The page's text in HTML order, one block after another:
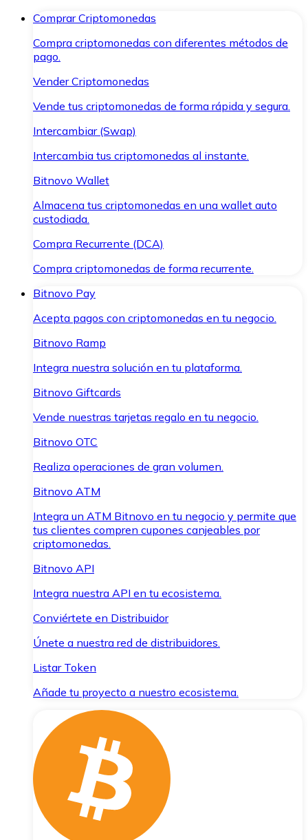
Comprar Criptomonedas
Compra criptomonedas con diferentes métodos de
pago.
Vender Criptomonedas
Vende tus criptomonedas de forma rápida y segura.
Intercambiar (Swap)
Intercambia tus criptomonedas al instante.
Bitnovo Wallet
Almacena tus criptomonedas en una wallet auto
custodiada.
Compra Recurrente (DCA)
Compra criptomonedas de forma recurrente.
Bitnovo Pay
Acepta pagos con criptomonedas en tu negocio.
Bitnovo Ramp
Integra nuestra solución en tu plataforma.
Bitnovo Giftcards
Vende nuestras tarjetas regalo en tu negocio.
Bitnovo OTC
Realiza operaciones de gran volumen.
Bitnovo ATM
Integra un ATM Bitnovo en tu negocio y permite que
tus clientes compren cupones canjeables por
criptomonedas.
Bitnovo API
Integra nuestra API en tu ecosistema.
Conviértete en Distribuidor
Únete a nuestra red de distribuidores.
Listar Token
Añade tu proyecto a nuestro ecosistema.